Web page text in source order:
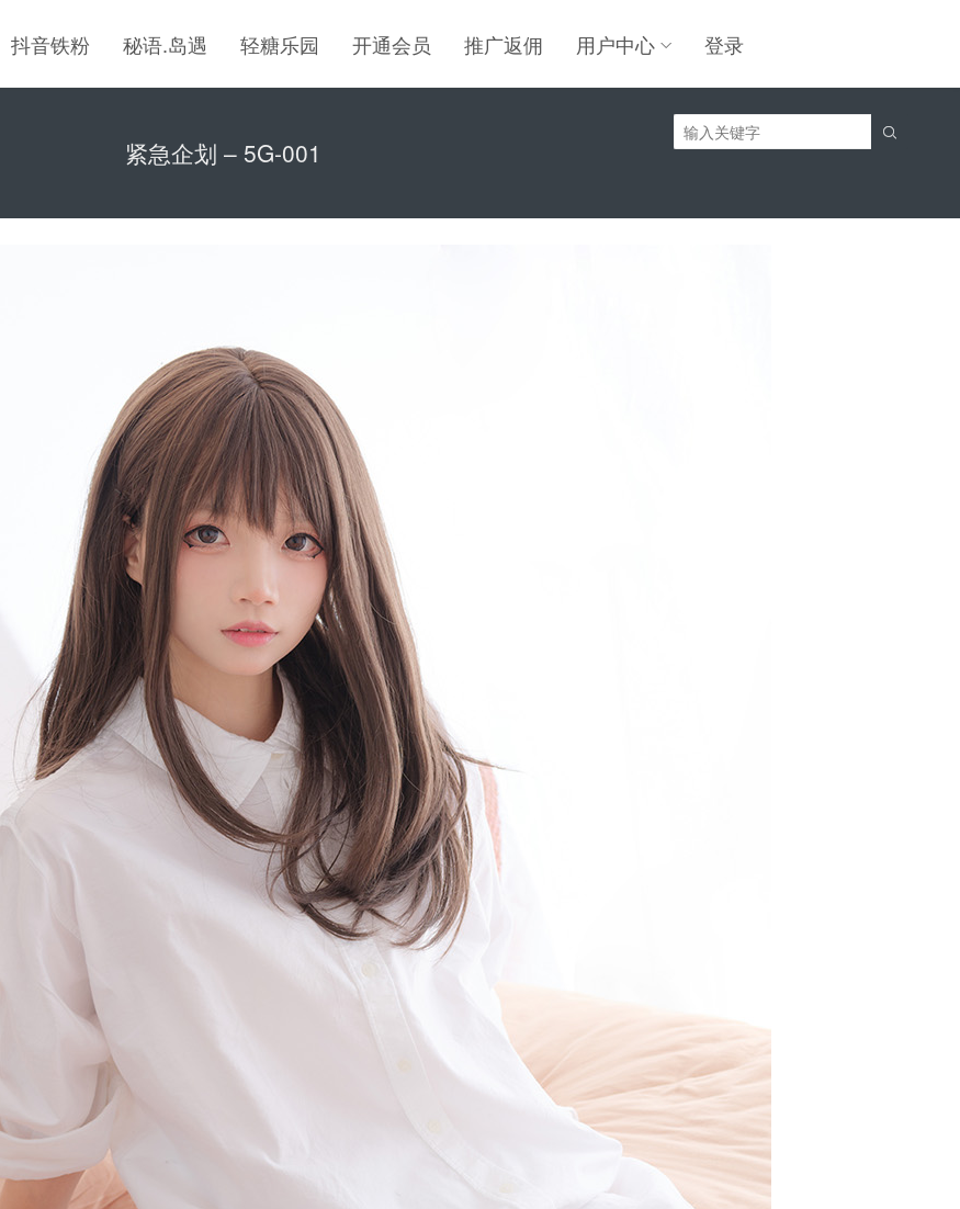
抖音铁粉 秘语.岛遇 轻糖乐园 开通会员 推广返佣 用户中心 登录

紧急企划 – 5G-001